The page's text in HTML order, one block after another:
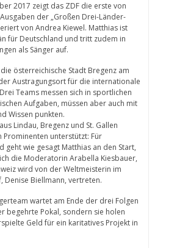
2017 zeigt das ZDF die erste von
der „Großen Drei-Länder-
von Andrea Kiewel. Matthias ist
für Deutschland und tritt zudem in
als Sänger auf.
österreichische Stadt Bregenz am
Austragungsort für die internationale
Teams messen sich in sportlichen
Aufgaben, müssen aber auch mit
Wissen punkten.
Lindau, Bregenz und St. Gallen
Prominenten unterstützt: Für
geht wie gesagt Matthias an den Start,
die Moderatorin Arabella Kiesbauer,
wird von der Weltmeisterin im
Denise Biellmann, vertreten.
wartet am Ende der drei Folgen
begehrte Pokal, sondern sie holen
Geld für ein karitatives Projekt in